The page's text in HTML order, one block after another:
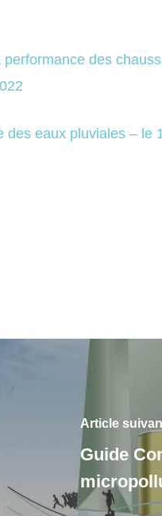
des
des eaux pluviales – le
Article
Guide